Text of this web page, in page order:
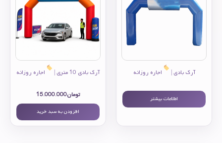
آرک بادی | اجاره روزانه
اطلاعات بیشتر
آرک بادی 10 متری | اجاره روزانه
تومان15.000.000
افزودن به سبد خرید